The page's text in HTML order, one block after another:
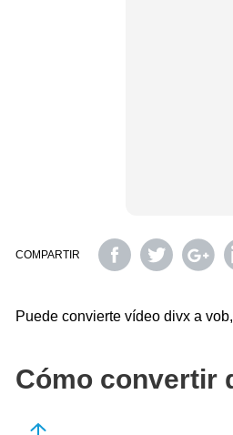
COMPARTIR
Puede convierte vídeo divx a
Cómo convertir